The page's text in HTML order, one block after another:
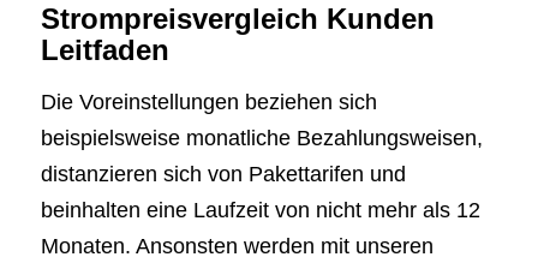
Strompreisvergleich Kunden
Leitfaden
Die Voreinstellungen beziehen sich
beispielsweise monatliche Bezahlungsweisen,
distanzieren sich von Pakettarifen und
beinhalten eine Laufzeit von nicht mehr als 12
Monaten. Ansonsten werden mit unseren